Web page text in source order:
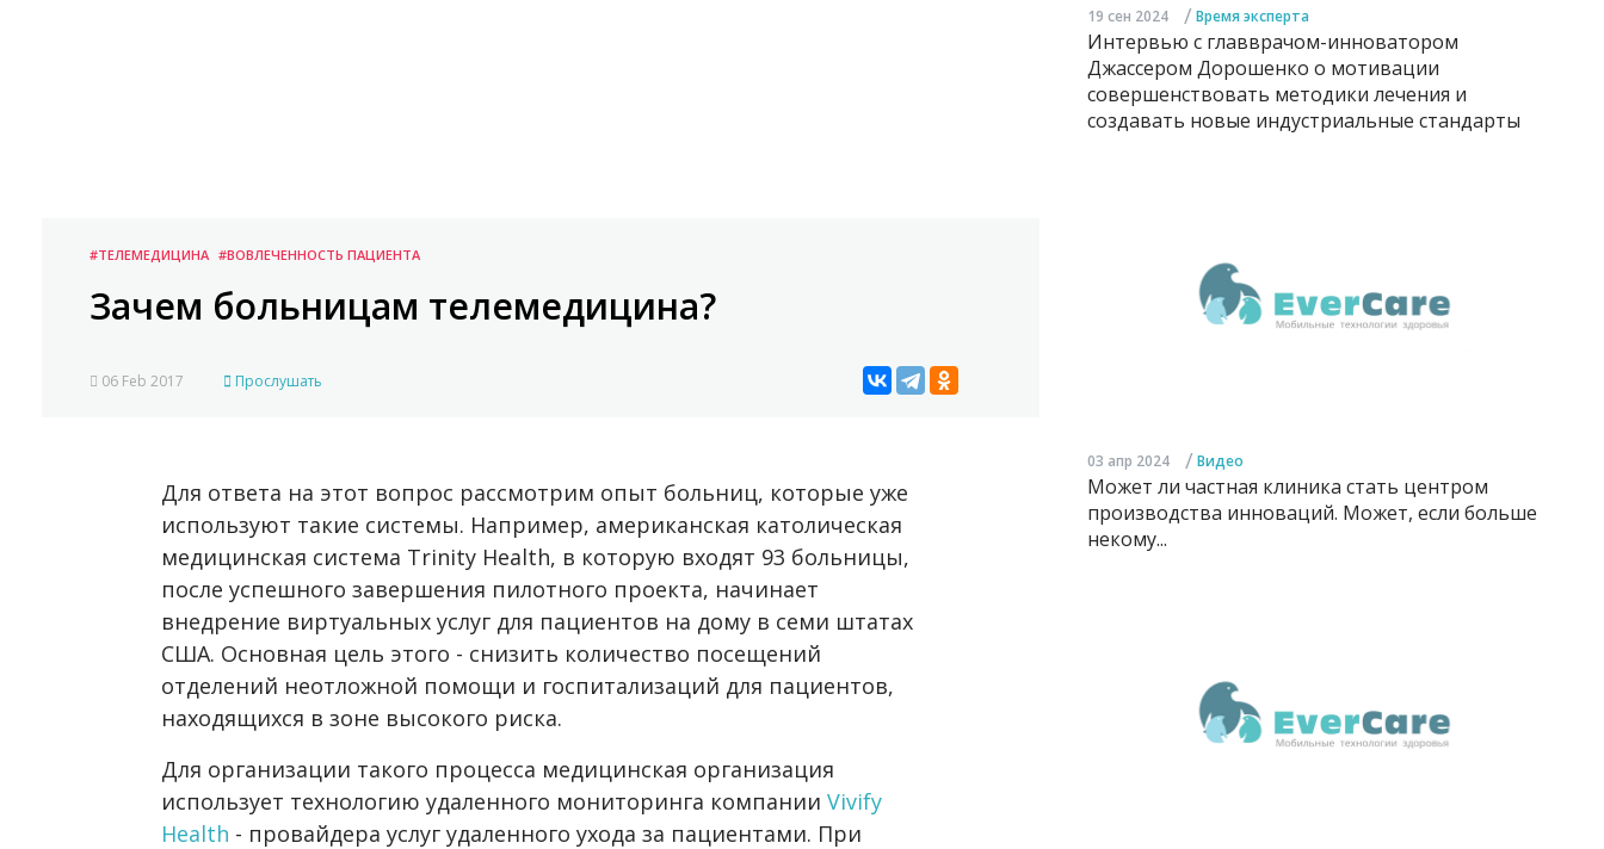
#ТЕЛЕМЕДИЦИНА #ВОВЛЕЧЕННОСТЬ ПАЦИЕНТА
Зачем больницам телемедицина?
06 Feb 2017 Прослушать
Для ответа на этот вопрос рассмотрим опыт больниц, которые уже
используют такие системы. Например, американская католическая
медицинская система Trinity Health, в которую входят 93 больницы,
после успешного завершения пилотного проекта, начинает
внедрение виртуальных услуг для пациентов на дому в семи штатах
США. Основная цель этого - снизить количество посещений
отделений неотложной помощи и госпитализаций для пациентов,
находящихся в зоне высокого риска.
Для организации такого процесса медицинская организация
использует технологию удаленного мониторинга компании Vivify
Health - провайдера услуг удаленного ухода за пациентами. При
19 сен 2024 / Время эксперта
Интервью с главврачом-инноватором
Джассером Дорошенко о мотивации
совершенствовать методики лечения и
создавать новые индустриальные стандарты
03 апр 2024 / Видео
Может ли частная клиника стать центром
производства инноваций. Может, если больше
некому...